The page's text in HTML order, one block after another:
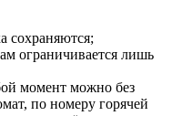
сохраняются;
ограничивается лишь
момент можно без
по номеру горячей